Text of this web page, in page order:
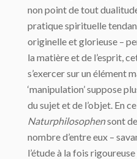
non point de tout
pratique spirituelle
originelle et glorieuse –
la matière et de l’esprit,
s’exercer sur un élément
‘manipulation’ suppose
du sujet et de l’objet. En
Naturphilosophensont
nombre d’entre eux –
l’étude à la fois